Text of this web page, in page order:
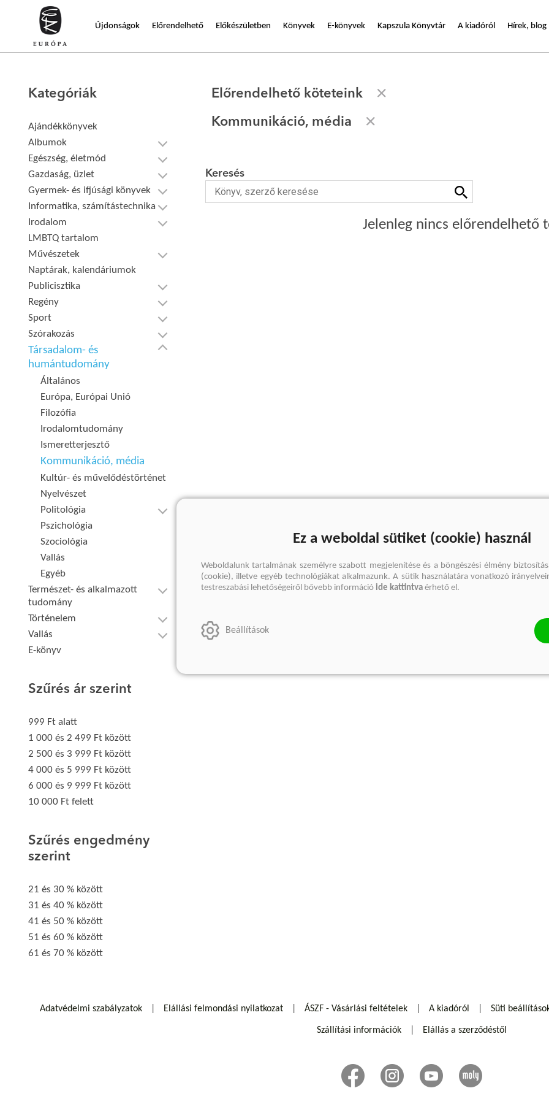
Újdonságok Előrendelhető Előkészületben Könyvek E-könyvek Kapszula Könyvtár A kiadóról Hírek, blog
Kategóriák
Ajándékkönyvek
Albumok
Egészség, életmód
Gazdaság, üzlet
Gyermek- és ifjúsági könyvek
Informatika, számítástechnika
Irodalom
LMBTQ tartalom
Művészetek
Naptárak, kalendáriumok
Publicisztika
Regény
Sport
Szórakozás
Társadalom- és
humántudomány
Általános
Európa, Európai Unió
Filozófia
Irodalomtudomány
Ismeretterjesztő
Kommunikáció, média
Kultúr- és művelődéstörténet
Nyelvészet
Politológia
Pszichológia
Szociológia
Vallás
Egyéb
Természet- és alkalmazott
tudomány
Történelem
Vallás
E-könyv
Szűrés ár szerint
999 Ft alatt
1 000 és 2 499 Ft között
2 500 és 3 999 Ft között
4 000 és 5 999 Ft között
6 000 és 9 999 Ft között
10 000 Ft felett
Szűrés engedmény
szerint
21 és 30 % között
31 és 40 % között
41 és 50 % között
51 és 60 % között
61 és 70 % között
Előrendelhető köteteink
Kommunikáció, média
Keresés
Jelenleg nincs előrendelhető
Adatvédelmi szabályzatok Elállási felmondási nyilatkozat ÁSZF - Vásárlási feltételek A kiadóról Süti
Szállítási információk Elállás a szerződéstől
Ez a weboldal sütiket (cookie) használ
Weboldalunk tartalmának személyre szabott megjelenítése és a böngészési élmény
(cookie), illetve egyéb technológiákat alkalmazunk. A sütik használatára vonatkozó
testreszabási lehetőségeiről bővebb információ ide kattintva érhető el.
Beállítások